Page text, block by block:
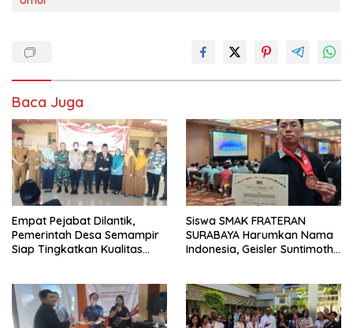
Baca Juga
Empat Pejabat Dilantik,
Pemerintah Desa Semampir
Siap Tingkatkan Kualitas
Siswa SMAK FRATERAN
SURABAYA Harumkan Nama
Indonesia, Geisler Suntimothy